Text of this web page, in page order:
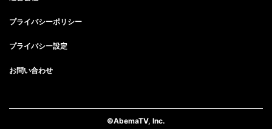
プライバシーポリシー
プライバシー設定
お問い合わせ
©AbemaTV, Inc.